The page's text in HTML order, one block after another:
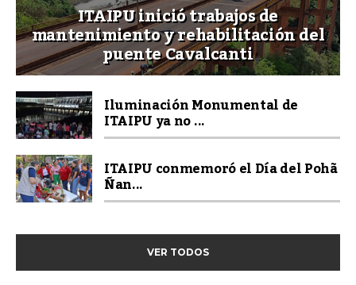
ITAIPU inició trabajos de
mantenimiento y rehabilitación del
puente Cavalcanti
Iluminación Monumental de
ITAIPU ya no ...
ITAIPU conmemoró el Día del Pohã
Ñan...
VER TODOS